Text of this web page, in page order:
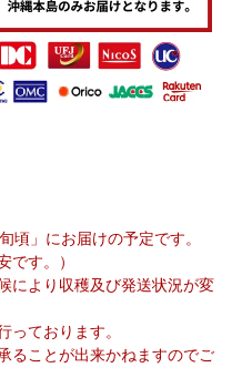
頃」にお届けの予定です。
です。）
により収穫及び発送状況が変
っております。
ることが出来かねますのでご